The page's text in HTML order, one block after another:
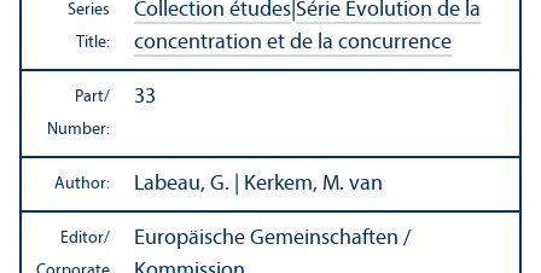
Series
Title:
Collection études Série Evolution de la
concentration et de la concurrence
Part/
Number:
33
Author: Labeau, G. | Kerkem, M. van
Editor/
Europäische Gemeinschaften /